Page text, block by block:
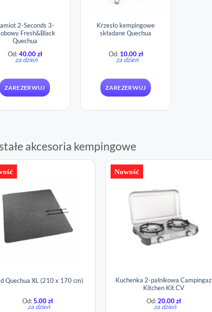
2-Seconds 3-
Fresh&Black
Quechua
Od:40.00zł
za dzień
ZAREZERWUJ
Krzesło kempingowe
składane Quechua
Od: 10.00zł
za dzień
ZAREZERWUJ
akcesoria kempingowe
Quechua XL (210 x 170 cm)
Od:5.00zł
za dzień
Nowość
Kuchenka 2-palnikowa Campingaz
Kitchen Kit CV
Od:20.00zł
za dzień